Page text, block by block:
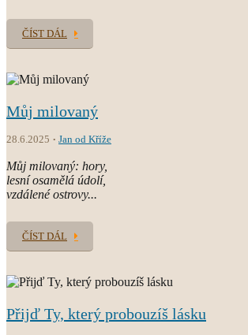
ČÍST DÁL
Můj milovaný
28.6.2025 Jan od Kříže
Můj milovaný: hory,
lesní osamělá údolí,
vzdálené ostrovy...
ČÍST DÁL
Přijď Ty, který probouzíš lásku